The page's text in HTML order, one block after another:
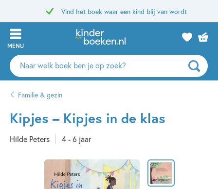
Vind het boek waar een kind blij van wordt
MENU
Zoeken
naar
auteurs
uitgevers
Familie & gezin
Kipjes – Kipjes in de klas
Hilde Peters 4 - 6 jaar